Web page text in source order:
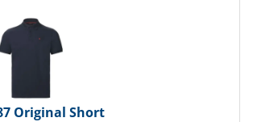
Original Short